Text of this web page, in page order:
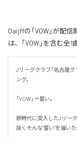
Qaijffの「VOW」が配
は、「VOW」を含む全1
Jリーグクラブ「名古屋
ング。
「VOW」＝誓い。
新時代に突入したJリー
抜く――そんな"誓い"を描いた